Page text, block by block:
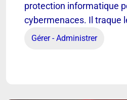
protection informatique
cybermenaces. Il traque
Gérer - Administrer
Chargé(e) de